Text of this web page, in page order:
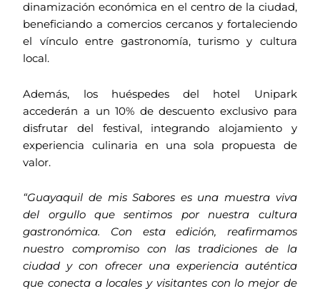
dinamización económica en el centro de la ciudad,
beneficiando a comercios cercanos y fortaleciendo
el vínculo entre gastronomía, turismo y cultura
local.
Además, los huéspedes del hotel Unipark
accederán a un 10% de descuento exclusivo para
disfrutar del festival, integrando alojamiento y
experiencia culinaria en una sola propuesta de
valor.
“Guayaquil de mis Sabores es una muestra viva
del orgullo que sentimos por nuestra cultura
gastronómica. Con esta edición, reafirmamos
nuestro compromiso con las tradiciones de la
ciudad y con ofrecer una experiencia auténtica
que conecta a locales y visitantes con lo mejor de